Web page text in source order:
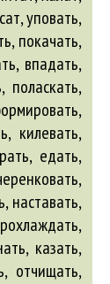
уповать,
покачать,
впадать,
поласкать,
килевать,
едать,
наставать,
казать,
отчищать,